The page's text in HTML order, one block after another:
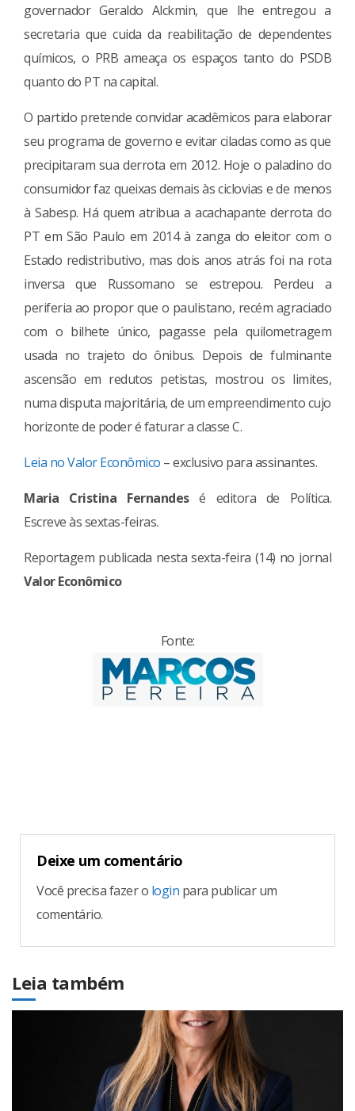
governador Geraldo Alckmin, que lhe entregou a
secretaria que cuida da reabilitação de dependentes
químicos, o PRB ameaça os espaços tanto do PSDB
quanto do PT na capital.
O partido pretende convidar acadêmicos para elaborar
seu programa de governo e evitar ciladas como as que
precipitaram sua derrota em 2012. Hoje o paladino do
consumidor faz queixas demais às ciclovias e de menos
à Sabesp. Há quem atribua a acachapante derrota do
PT em São Paulo em 2014 à zanga do eleitor com o
Estado redistributivo, mas dois anos atrás foi na rota
inversa que Russomano se estrepou. Perdeu a
periferia ao propor que o paulistano, recém agraciado
com o bilhete único, pagasse pela quilometragem
usada no trajeto do ônibus. Depois de fulminante
ascensão em redutos petistas, mostrou os limites,
numa disputa majoritária, de um empreendimento cujo
horizonte de poder é faturar a classe C.
Leia no Valor Econômico – exclusivo para assinantes.
Maria Cristina Fernandesé editora de Política.
Escreve às sextas-feiras.
Reportagem publicada nesta sexta-feira (14) no jornal
Valor Econômico
Fonte:
Deixe um comentário
Você precisa fazer o login para publicar um
comentário.
Leia também